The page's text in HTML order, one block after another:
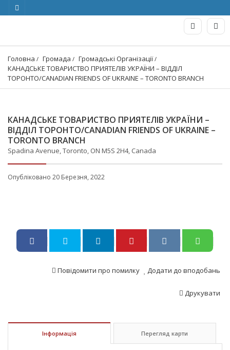
Головна Громада
Громадські Організації
КАНАДСЬКЕ ТОВАРИСТВО ПРИЯТЕЛІВ УКРАЇНИ – ВІДДІЛ
ТОРОНТО/CANADIAN FRIENDS OF UKRAINE – TORONTO BRANCH
КАНАДСЬКЕ ТОВАРИСТВО ПРИЯТЕЛІВ УКРАЇНИ –
ВІДДІЛ ТОРОНТО/CANADIAN FRIENDS OF UKRAINE –
TORONTO BRANCH
Spadina Avenue, Toronto, ON M5S 2H4, Canada
Опубліковано 20 Березня, 2022
Додати до вподобань
Повідомити про помилку
Друкувати
Інформація Перегляд карти